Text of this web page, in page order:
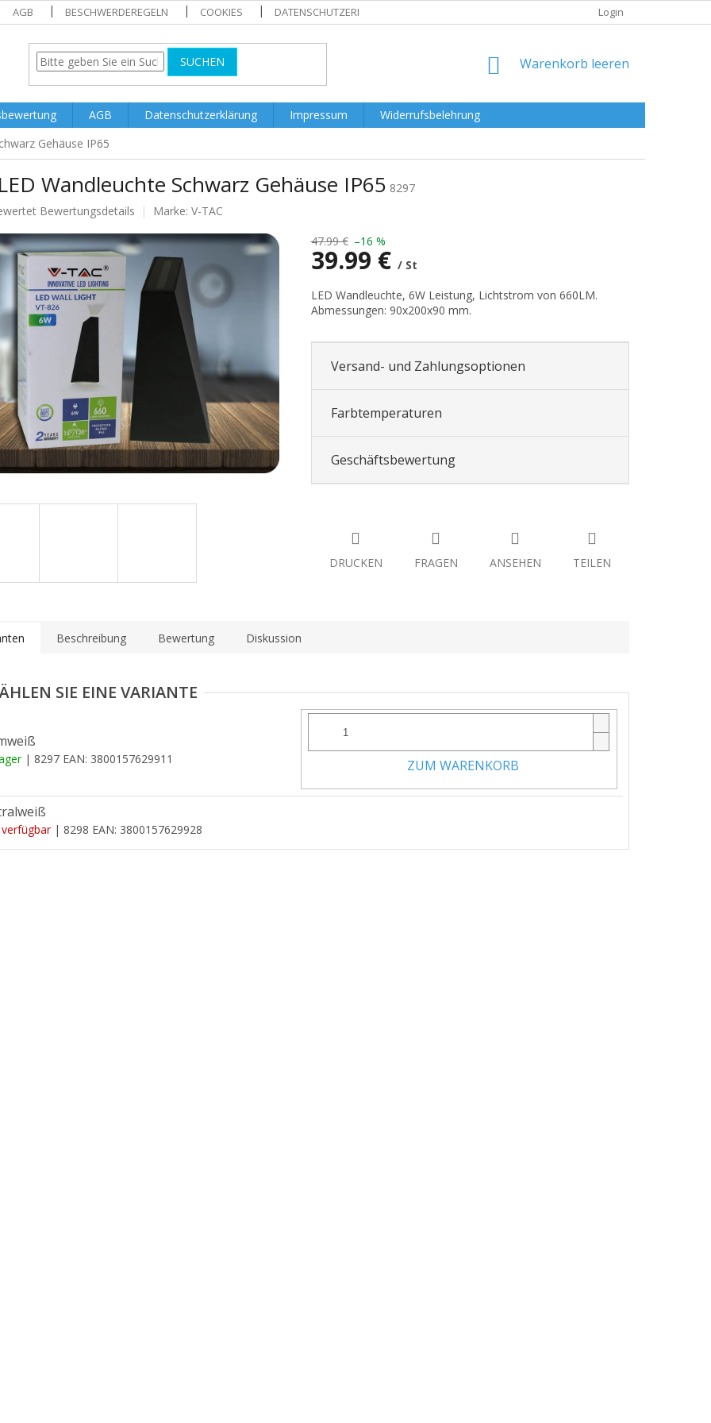
AGB BESCHWERDEREGELN COOKIES DATENSCHUTZERKLÄRUNG Login
SUCHEN WARENKORB
Warenkorb leeren
AGB Datenschutzerklärung Impressum
Widerrufsbelehrung
Gehäuse IP65
Wandleuchte Schwarz Gehäuse IP65 8297
Bewertungsdetails Marke: V-TAC
47.99 € –16 %
39.99 € / St
Verkaufspreis:
LED Wandleuchte, 6W Leistung, Lichtstrom von 660LM.
Abmessungen: 90x200x90 mm.
Versand- und Zahlungsoptionen
Farbtemperaturen
Geschäftsbewertung
DRUCKEN FRAGEN ANSEHEN TEILEN
Beschreibung Bewertung Diskussion
| 8297 EAN: 3800157629911 ZUM WARENKORB
| 8298 EAN: 3800157629928